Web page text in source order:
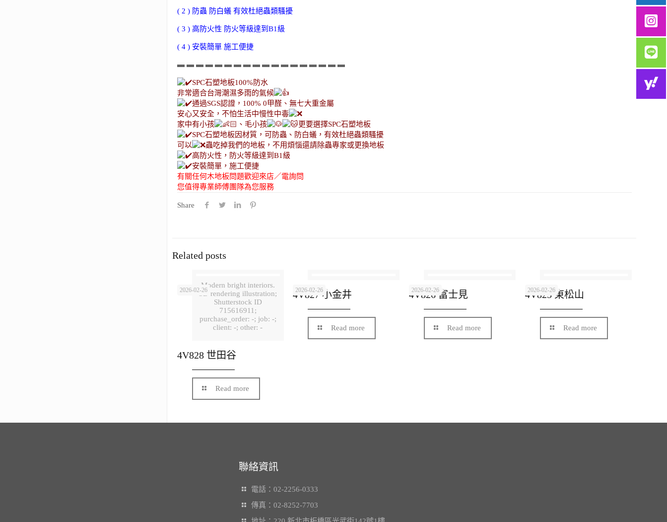
( 2 ) 防蟲 防白蟻 有效杜絕蟲類騷擾
( 3 ) 高防火性 防火等級達到B1級
( 4 ) 安裝簡單 施工便捷
▬ ▬ ▬ ▬ ▬ ▬ ▬ ▬ ▬ ▬ ▬ ▬ ▬ ▬ ▬ ▬ ▬ ▬
SPC石塑地板100%防水
非常適合台灣潮濕多雨的氣候
通過SGS認證，100% 0甲醛、無七大重金屬
安心又安全，不怕生活中慢性中毒
家中有小孩
、毛小孩
更要選擇SPC石塑地板
SPC石塑地板因材質，可防蟲、防白蟻，有效杜絕蟲類騷擾
可以
蟲吃掉我們的地板，不用煩惱還請除蟲專家或更換地板
高防火性，防火等級達到B1級
安裝簡單，施工便捷
有關任何木地板問題歡迎來店／電詢問
您值得專業師傅團隊為您服務
Share
Related posts
Modern bright interiors.
3D rendering illustration;
Shutterstock ID
715616911;
purchase_order: -; job: -;
client: -; other: -
2026-02-26
4V828 世田谷
Read more
2026-02-26
4V827 小金井
Read more
2026-02-26
4V826 富士見
Read more
2026-02-26
4V825 東松山
Read more
聯絡資訊
電話：02-2256-0333
傳真：02-8252-7703